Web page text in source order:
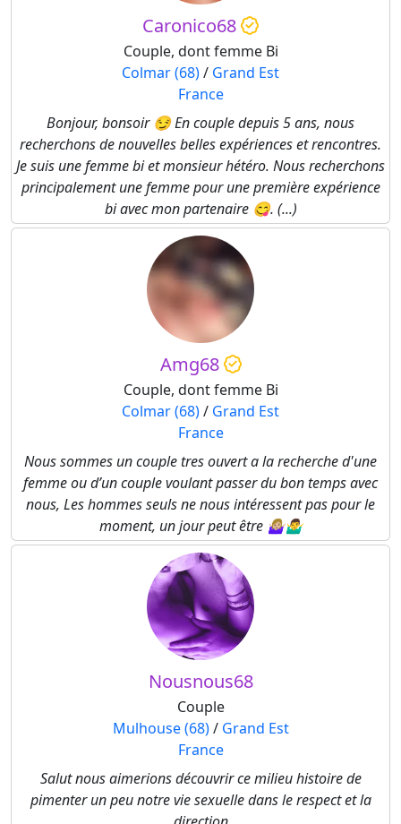
Caronico68
Couple, dont femme Bi
Colmar (68)/ Grand Est
France
Bonjour, bonsoir 😏 En couple depuis 5 ans, nous
recherchons de nouvelles belles expériences et rencontres.
Je suis une femme bi et monsieur hétéro. Nous recherchons
principalement une femme pour une première expérience
bi avec mon partenaire 😋. (...)
Amg68
Couple, dont femme Bi
Colmar (68)/ Grand Est
France
Nous sommes un couple tres ouvert a la recherche d'une
femme ou d’un couple voulant passer du bon temps avec
nous, Les hommes seuls ne nous intéressent pas pour le
moment, un jour peut être 🤷🏼‍♀️🤷‍♂️
Nousnous68
Couple
Mulhouse (68)/ Grand Est
France
Salut nous aimerions découvrir ce milieu histoire de
pimenter un peu notre vie sexuelle dans le respect et la